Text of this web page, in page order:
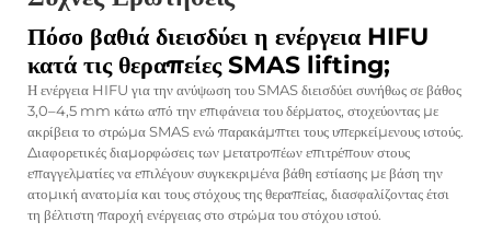
Πόσο βαθιά διεισδύει η ενέργεια HIFU
κατά τις θεραπείες SMAS lifting;
Η ενέργεια HIFU για την ανύψωση του SMAS διεισδύει συνήθως σε βάθος
3,0–4,5 mm κάτω από την επιφάνεια του δέρματος, στοχεύοντας με
ακρίβεια το στρώμα SMAS ενώ παρακάμπτει τους υπερκείμενους ιστούς.
Διαφορετικές διαμορφώσεις των μετατροπέων επιτρέπουν στους
επαγγελματίες να επιλέγουν συγκεκριμένα βάθη εστίασης με βάση την
ατομική ανατομία και τους στόχους της θεραπείας, διασφαλίζοντας έτσι
τη βέλτιστη παροχή ενέργειας στο στρώμα του στόχου ιστού.